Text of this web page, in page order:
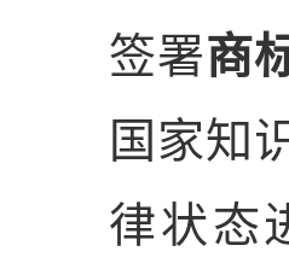
签署商
国家知
律状态